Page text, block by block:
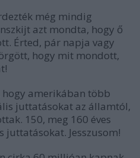
még mindig
azt mondta, hogy ő
Érted, pár napja vagy
hogy mit mondott,
amerikában több
juttatásokat az államtól,
150, meg 160 éves
juttatásokat. Jesszusom!